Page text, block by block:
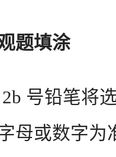
题填涂
号铅笔将选
母或数字为